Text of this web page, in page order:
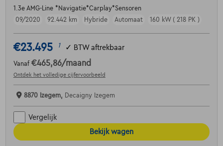
1.3e AMG-Line *Navigatie*Carplay*Sensoren
09/2020
92.442 km Hybride Automaat 160 kW ( 218 PK )
€23.495 1 ✓ BTW aftrekbaar
Vanaf €465,86/maand
Ontdek het volledige cijfervoorbeeld
8870 Izegem, Decaigny Izegem
Vergelijk
Bekijk wagen